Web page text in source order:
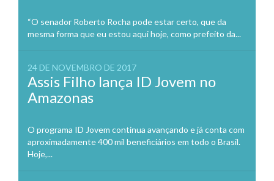
“O senador Roberto Rocha pode estar certo, que da
mesma forma que eu estou aqui hoje, como prefeito da...
24 DE NOVEMBRO DE 2017
Assis Filho lança ID Jovem no
Amazonas
O programa ID Jovem continua avançando e já conta com
aproximadamente 400 mil beneficiários em todo o Brasil.
Hoje,...